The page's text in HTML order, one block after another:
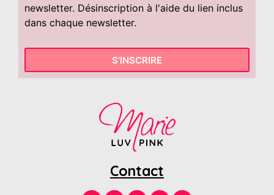
newsletter. Désinscription à l'aide du lien inclus
dans chaque newsletter.
S'INSCRIRE
Contact